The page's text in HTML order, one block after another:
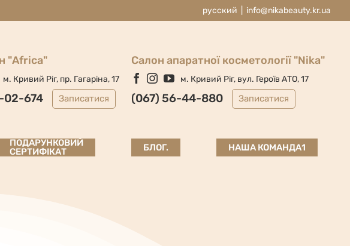
русский info@nikabeauty.kr.ua
"Africa"
м. Кривий Ріг, пр. Гагаріна, 17
02-674 Записатися
Cалон апаратної косметології "Nika"
Facebook
Instagram
YouTube
м. Кривий Ріг, вул. Героїв АТО, 17
(067) 56-44-880 Записатися
ПОДАРУНКОВИЙ
СЕРТИФІКАТ
БЛОГ. НАША КОМАНДА1